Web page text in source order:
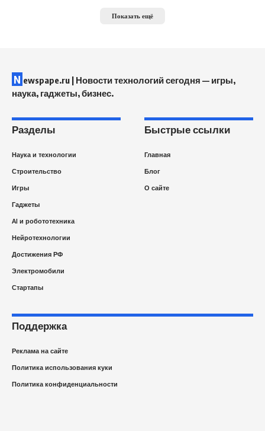
Показать ещё
N ewspape.ru | Новости технологий сегодня — игры,
наука, гаджеты, бизнес.
Разделы
Наука и технологии
Строительство
Игры
Гаджеты
AI и робототехника
Нейротехнологии
Достижения РФ
Электромобили
Стартапы
Быстрые ссылки
Главная
Блог
О сайте
Поддержка
Реклама на сайте
Политика использования куки
Политика конфиденциальности